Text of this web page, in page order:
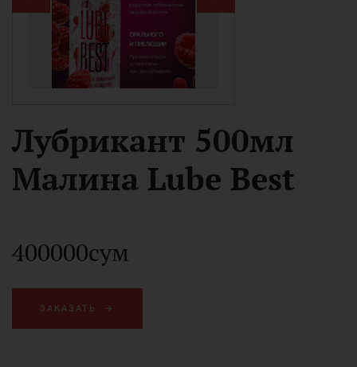
Лубрикант 500мл
Малина Lube Best
400000сум
ЗАКАЗАТЬ